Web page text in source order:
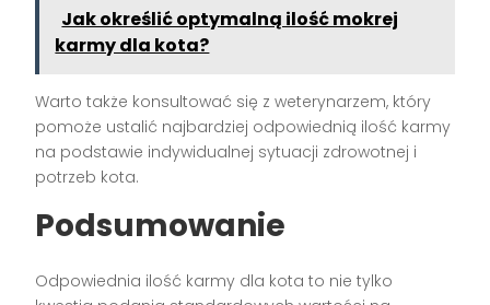
Jak określić optymalną ilość mokrej
karmy dla kota?
Warto także konsultować się z weterynarzem, który
pomoże ustalić najbardziej odpowiednią ilość karmy
na podstawie indywidualnej sytuacji zdrowotnej i
potrzeb kota.
Podsumowanie
Odpowiednia ilość karmy dla kota to nie tylko